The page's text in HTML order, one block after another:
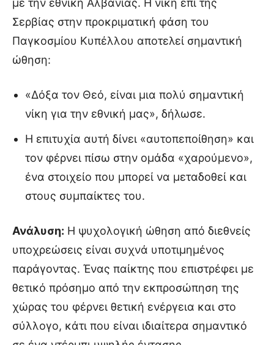
με την εθνική Αλβανίας. Η νίκη επί της
Σερβίας στην προκριματική φάση του
Παγκοσμίου Κυπέλλου αποτελεί σημαντική
ώθηση:
«Δόξα τον Θεό, είναι μια πολύ σημαντική
νίκη για την εθνική μας», δήλωσε.
Η επιτυχία αυτή δίνει «αυτοπεποίθηση» και
τον φέρνει πίσω στην ομάδα «χαρούμενο»,
ένα στοιχείο που μπορεί να μεταδοθεί και
στους συμπαίκτες του.
Ανάλυση: Η ψυχολογική ώθηση από διεθνείς
υποχρεώσεις είναι συχνά υποτιμημένος
παράγοντας. Ένας παίκτης που επιστρέφει με
θετικό πρόσημο από την εκπροσώπηση της
χώρας του φέρνει θετική ενέργεια και στο
σύλλογο, κάτι που είναι ιδιαίτερα σημαντικό